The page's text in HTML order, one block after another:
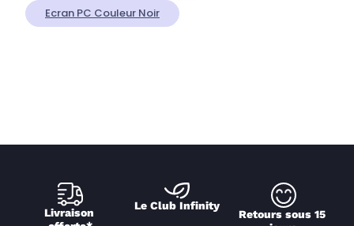
Ecran PC Couleur Noir
Livraison
Le Club Infinity
Retours sous 15